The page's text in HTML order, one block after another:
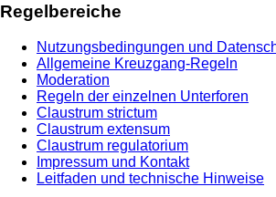
Regelbereiche
Nutzungsbedingungen und
Allgemeine Kreuzgang-Regeln
Moderation
Regeln der einzelnen Unterforen
Claustrum strictum
Claustrum extensum
Claustrum regulatorium
Impressum und Kontakt
Leitfaden und technische Hinweise